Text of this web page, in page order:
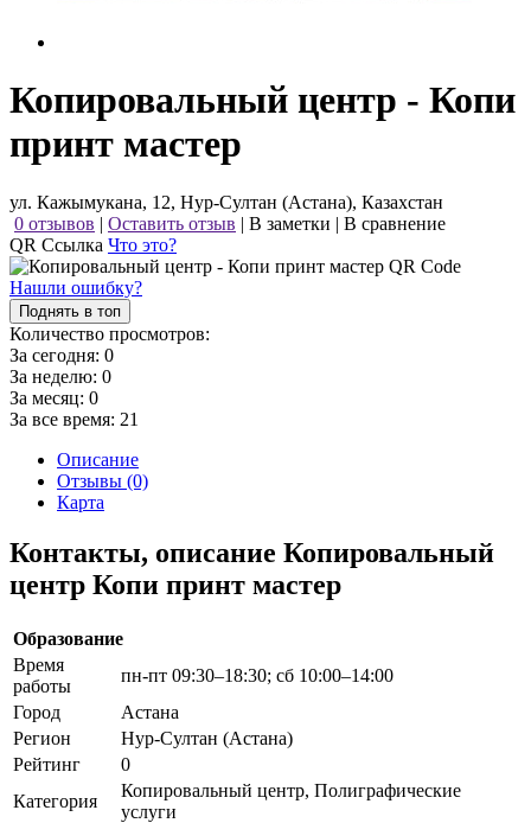
Копировальный центр - Копи
принт мастер
ул. Кажымукана, 12, Нур-Султан (Астана), Казахстан
0 отзывов | Оставить отзыв | В заметки | В сравнение
QR Ссылка Что это?
Нашли ошибку?
Поднять в топ
Количество просмотров:
За сегодня: 0
За неделю: 0
За месяц: 0
За все время: 21
Описание
Отзывы (0)
Карта
Контакты, описание Копировальный
центр Копи принт мастер
Образование
Время
работы
пн-пт 09:30–18:30; сб 10:00–14:00
Город
Астана
Регион
Нур-Султан (Астана)
Рейтинг
0
Категория
Копировальный центр, Полиграфические
услуги